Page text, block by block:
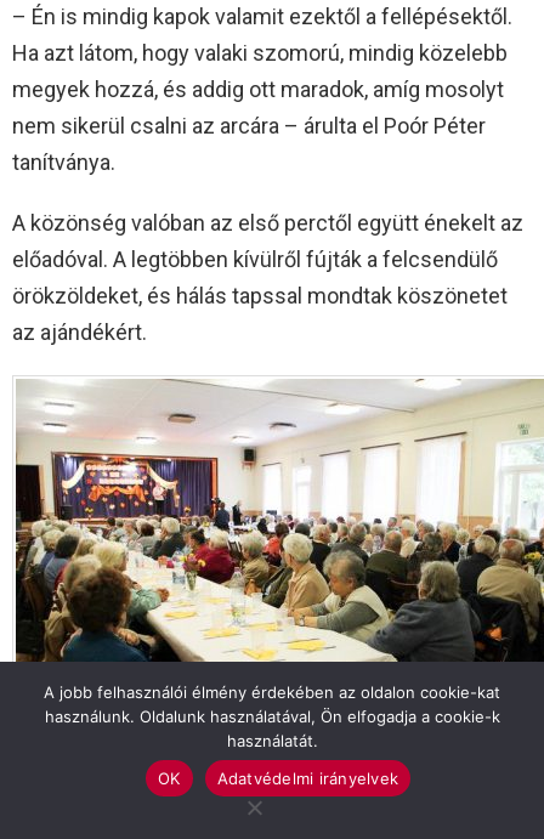
– Én is mindig kapok valamit ezektől a fellépésektől.
Ha azt látom, hogy valaki szomorú, mindig közelebb
megyek hozzá, és addig ott maradok, amíg mosolyt
nem sikerül csalni az arcára – árulta el Poór Péter
tanítványa.
A közönség valóban az első perctől együtt énekelt az
előadóval. A legtöbben kívülről fújták a felcsendülő
örökzöldeket, és hálás tapssal mondtak köszönetet
az ajándékért.
Tekintse meg galériánkat!
A jobb felhasználói élmény érdekében az oldalon cookie-kat
használunk. Oldalunk használatával, Ön elfogadja a cookie-k
használatát.
OK
Adatvédelmi irányelvek